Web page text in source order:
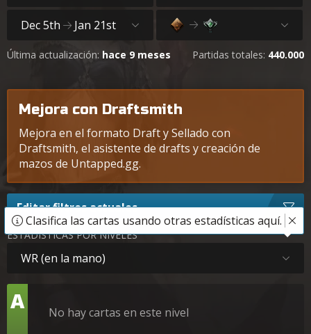
Dec 5th Jan 21st
Última actualización: hace 9 meses Partidas totales: 440.000
Mejora con Draftsmith
Mejora en el formato Draft y Sellado con
Draftsmith, el asistente de drafts y creación de
mazos de Untapped.gg.
Editar filtros actuales
ESTADÍSTICAS POR NIVELES
WR (en la mano)
Clasifica las cartas usando otras estadísticas aquí.
Nivel
A No hay cartas en este nivel